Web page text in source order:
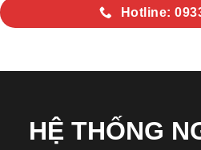
Hotline:
HỆ THỐNG